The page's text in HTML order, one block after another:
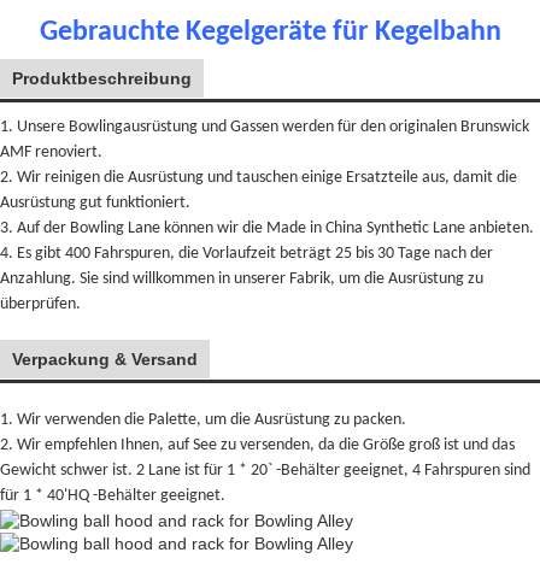
Gebrauchte Kegelgeräte für Kegelbahn
Produktbeschreibung
1. Unsere Bowlingausrüstung und Gassen werden für den originalen Brunswick
AMF renoviert.
2. Wir reinigen die Ausrüstung und tauschen einige Ersatzteile aus, damit die
Ausrüstung gut funktioniert.
3. Auf der Bowling Lane können wir die Made in China Synthetic Lane anbieten.
4. Es gibt 400 Fahrspuren, die Vorlaufzeit beträgt 25 bis 30 Tage nach der
Anzahlung. Sie sind willkommen in unserer Fabrik, um die Ausrüstung zu
überprüfen.
Verpackung & Versand
1. Wir verwenden die Palette, um die Ausrüstung zu packen.
2. Wir empfehlen Ihnen, auf See zu versenden, da die Größe groß ist und das
Gewicht schwer ist. 2 Lane ist für 1 * 20` -Behälter geeignet, 4 Fahrspuren sind
für 1 * 40'HQ -Behälter geeignet.